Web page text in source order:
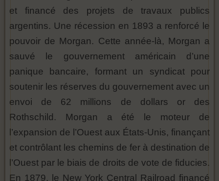
et financé des projets de travaux publics
argentins. Une récession en 1893 a renforcé le
pouvoir de Morgan. Cette année-là, Morgan a
sauvé le gouvernement américain d’une
panique bancaire, formant un syndicat pour
soutenir les réserves du gouvernement avec un
envoi de 62 millions de dollars or des
Rothschild. Morgan a été le moteur de
l’expansion de l’Ouest aux États-Unis, finançant
et contrôlant les chemins de fer à destination de
l’Ouest par le biais de droits de vote de fiducies.
En 1879, le New York Central Railroad financé